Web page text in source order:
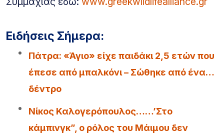
Ειδήσεις Σήμερα:
Πάτρα: «Άγιο» είχε παιδάκι 2,5 ετών που
έπεσε από μπαλκόνι – Σώθηκε από ένα…
δέντρο
Νίκος Καλογερόπουλος……’Στο
κάμπινγκ”, ο ρόλος του Μάιμου δεν